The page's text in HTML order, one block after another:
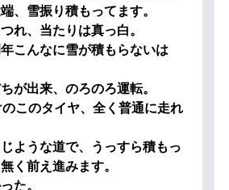
、雪振り積もってます。
れ、当たりは真っ白。
こんなに雪が積もらないは
が出来、のろのろ運転。
このタイヤ、全く普通に走れ
ような道で、うっすら積もっ
く前え進みます。
た。